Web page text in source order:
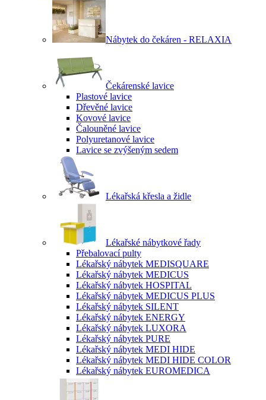
Nábytek do čekáren - RELAXIA
Čekárenské lavice
Plastové lavice
Dřevěné lavice
Kovové lavice
Čalouněné lavice
Polyuretanové lavice
Lavice se zvýšeným sedem
Lékařská křesla a židle
Lékařské nábytkové řady
Přebalovací pulty
Lékařský nábytek MEDISQUARE
Lékařský nábytek MEDICUS
Lékařský nábytek HOSPITAL
Lékařský nábytek MEDICUS PLUS
Lékařský nábytek SILENT
Lékařský nábytek ENERGY
Lékařský nábytek LUXORA
Lékařský nábytek PURE
Lékařský nábytek MEDI HIDE
Lékařský nábytek MEDI HIDE COLOR
Lékařský nábytek EUROMEDICA